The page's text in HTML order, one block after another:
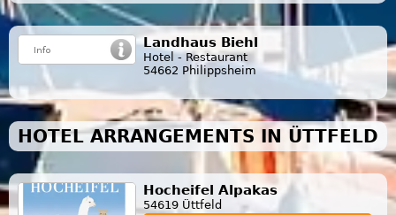
Landhaus Biehl
Hotel - Restaurant
54662 Philippsheim
HOTEL ARRANGEMENTS IN ÜTTFELD
Hocheifel Alpakas
54619 Üttfeld